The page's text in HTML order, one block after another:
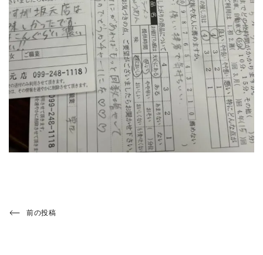
投
Previous
前の投稿